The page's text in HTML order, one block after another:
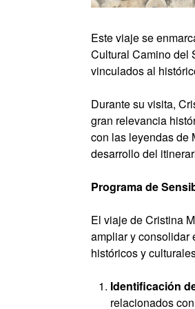
Este viaje se
Cultural Camino del
vinculados al
Durante su visita,
gran relevancia
con las leyendas de
desarrollo del
Programa de
El viaje de Cristina
ampliar y consolidar
históricos y
Identificación
relacionados